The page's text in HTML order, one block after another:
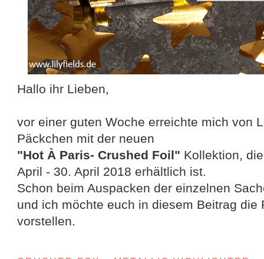
Hallo ihr Lieben,
vor einer guten Woche erreichte mich von
Päckchen mit der neuen
"Hot À Paris- Crushed Foil" Kollektion,
April - 30. April 2018 erhältlich ist.
Schon beim Auspacken der einzelnen
und ich möchte euch in diesem Beitrag die
vorstellen.